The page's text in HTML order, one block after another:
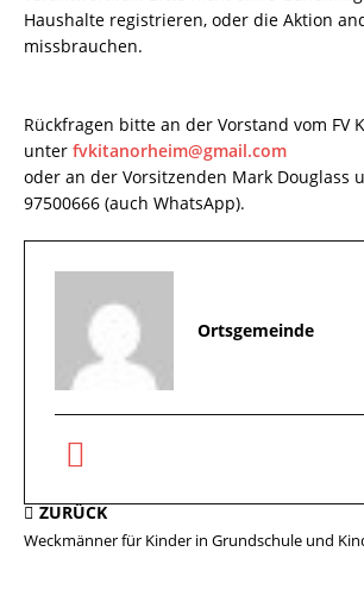
Haushalte registrieren, oder die Aktion
missbrauchen.
Rückfragen bitte an der Vorstand vom FV
unter fvkitanorheim@gmail.com
oder an der Vorsitzenden Mark Douglass
97500666 (auch WhatsApp).
Ortsgemeinde
ZURÜCK
Weckmänner für Kinder in Grundschule und